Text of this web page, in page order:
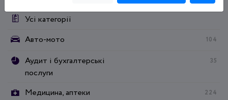
Усі категорії
Авто-мото
104
Аудит і бухгалтерські
послуги
35
Медицина, аптеки 224